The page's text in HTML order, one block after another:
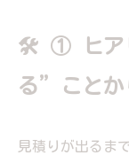
🛠 ① ヒア
る”ことか
見積りが出るま